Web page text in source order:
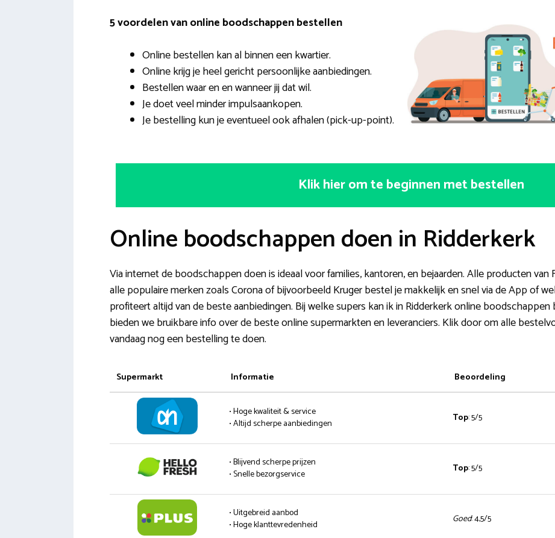
5 voordelen van online boodschappen bestellen
Online bestellen kan al binnen een kwartier.
Online krijg je heel gericht persoonlijke aanbiedingen.
Bestellen waar en en wanneer jij dat wil.
Je doet veel minder impulsaankopen.
Je bestelling kun je eventueel ook afhalen (pick-up-point).
Klik hier om te beginnen met bestellen
Online boodschappen doen in Ridderkerk
Via internet de boodschappen doen is ideaal voor families, kantoren, en bejaarden. Alle producten
alle populaire merken zoals Corona of bijvoorbeeld Kruger bestel je makkelijk en snel via de App of
profiteert altijd van de beste aanbiedingen. Bij welke supers kan ik in Ridderkerk online
bieden we bruikbare info over de beste online supermarkten en leveranciers. Klik door om alle
vandaag nog een bestelling te doen.
Supermarkt Informatie Beoordeling
• Hoge kwaliteit & service
• Altijd scherpe aanbiedingen
Top: 5/5
• Blijvend scherpe prijzen
• Snelle bezorgservice
Top: 5/5
• Uitgebreid aanbod
• Hoge klanttevredenheid
Goed: 4,5/5